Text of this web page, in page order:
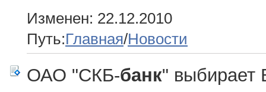
Изменен: 22.12.2010
Путь:Главная/Новости
ОАО "СКБ-банк" выбирает